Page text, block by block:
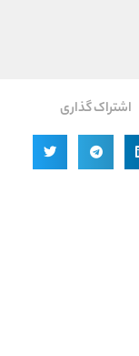
اشتراک گذاری